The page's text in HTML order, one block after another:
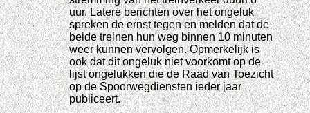
uur. Latere berichten over het ongeluk
spreken de ernst tegen en melden dat de
beide treinen hun weg binnen 10 minuten
weer kunnen vervolgen. Opmerkelijk is
ook dat dit ongeluk niet voorkomt op de
lijst ongelukken die de Raad van Toezicht
op de Spoorwegdiensten ieder jaar
publiceert.